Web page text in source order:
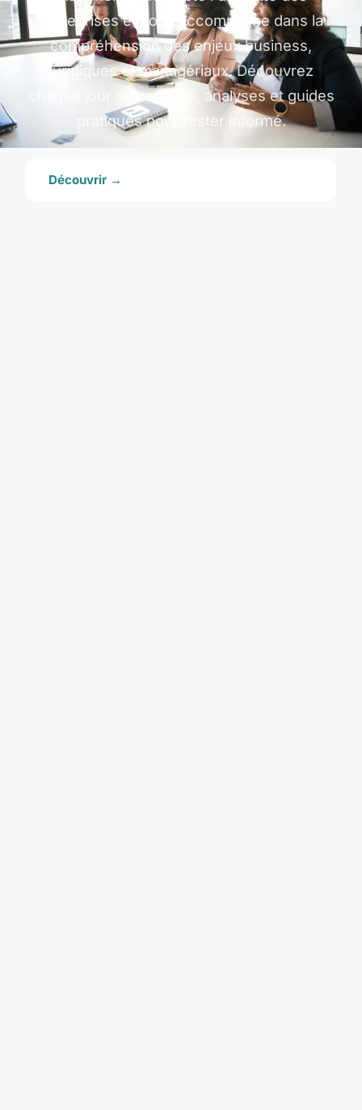
entreprises et vous accompagne dans la
compréhension des enjeux business,
juridiques et managériaux. Découvrez
chaque jour des articles, analyses et guides
pratiques pour rester informé.
Découvrir →